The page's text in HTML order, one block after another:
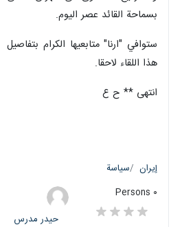
بسماحة القائد عصر اليوم.
ستوافي "ارنا" متابعيها الكرام بتفاصيل
هذا اللقاء لاحقا.
انتهى ** ح ع
إيران
سياسة
٠ Persons
حیدر مدرس